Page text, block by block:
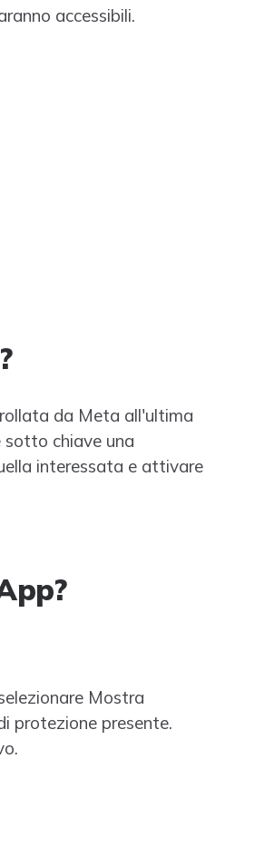
accessibili.
da Meta all'ultima
sotto chiave una
interessata e attivare
Mostra
protezione presente.